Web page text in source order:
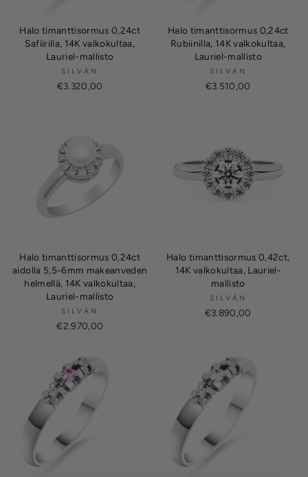
Halo timanttisormus 0,24ct
Safiirilla, 14K valkokultaa,
Lauriel-mallisto
SILVÁN
€3.320,00
Halo timanttisormus 0,24ct
Rubiinilla, 14K valkokultaa,
Lauriel-mallisto
SILVÁN
€3.510,00
Halo timanttisormus 0,24ct
aidolla 5,5-6mm makeanveden
helmellä, 14K valkokultaa,
Lauriel-mallisto
SILVÁN
€2.970,00
Halo timanttisormus 0,42ct,
14K valkokultaa, Lauriel-
mallisto
SILVÁN
€3.890,00